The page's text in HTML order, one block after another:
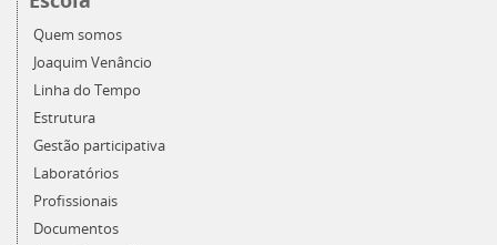
Quem somos
Joaquim Venâncio
Linha do Tempo
Estrutura
Gestão participativa
Laboratórios
Profissionais
Documentos